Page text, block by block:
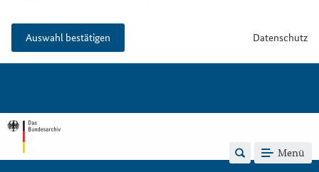
Auswahl bestätigen Datenschutz
Menü